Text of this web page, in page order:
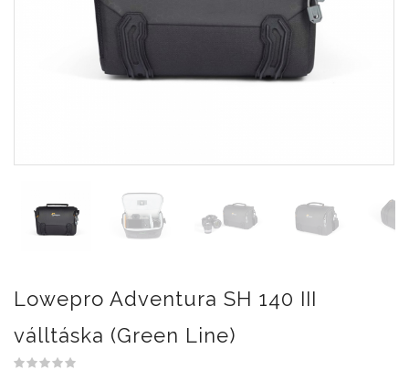
Lowepro Adventura SH 140 III
válltáska (Green Line)